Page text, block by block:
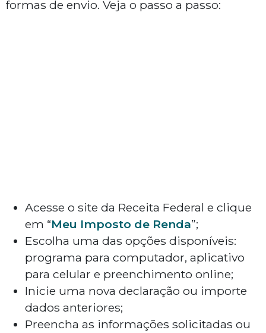
formas de envio. Veja o passo a passo:
Acesse o site da Receita Federal e clique
em “Meu Imposto de Renda”;
Escolha uma das opções disponíveis:
programa para computador, aplicativo
para celular e preenchimento online;
Inicie uma nova declaração ou importe
dados anteriores;
Preencha as informações solicitadas ou